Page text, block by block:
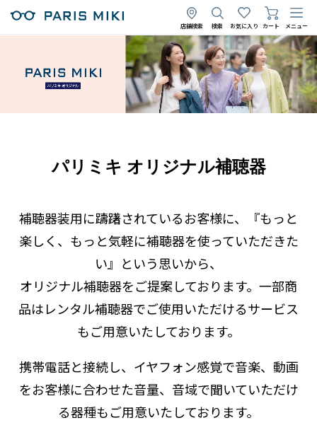
店舗検索 検索 お気に入り カート メニュー
パリミキ オリジナル補聴器
補聴器装用に躊躇されているお客様に、『もっと
楽しく、もっと気軽に補聴器を使っていただきた
い』という思いから、
オリジナル補聴器をご提案しております。一部商
品はレンタル補聴器でご使用いただけるサービス
もご用意いたしております。
携帯電話と接続し、イヤフォン感覚で音楽、動画
をお客様に合わせた音量、音域で聞いていただけ
る器種もご用意いたしております。